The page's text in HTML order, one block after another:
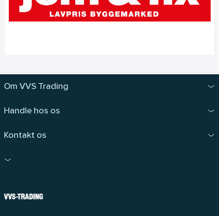
Om VVS Trading
Handle hos os
Kontakt os